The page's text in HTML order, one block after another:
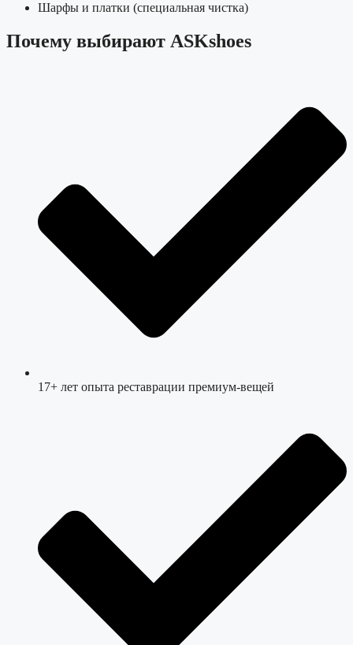
Шарфы и платки (специальная чистка)
Почему выбирают ASKshoes
17+ лет опыта реставрации премиум-вещей